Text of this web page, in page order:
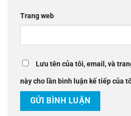
Trang web
Lưu tên của tôi, email, và
này cho lần bình luận kế tiếp của